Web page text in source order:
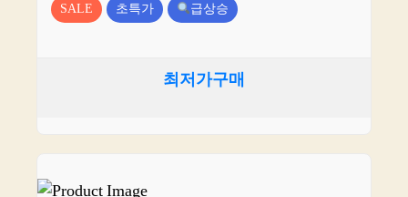
SALE 초특가 급상승
최저가구매